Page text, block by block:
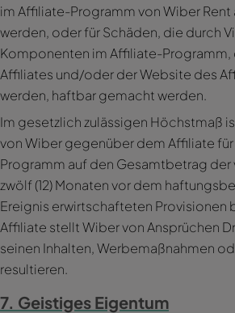
im Affiliate-Programm von Wiber Rent
werden, oder für Schäden, die durch
Komponenten im Affiliate-Programm,
Affiliates und/oder der Website des
werden, haftbar gemacht werden.
Im gesetzlich zulässigen Höchstmaß
von Wiber gegenüber dem Affiliate
Programm auf den Gesamtbetrag der
zwölf (12) Monaten vor dem
Ereignis erwirtschafteten Provisionen
Affiliate stellt Wiber von Ansprüchen
seinen Inhalten, Werbemaßnahmen
resultieren.
7. Geistiges Eigentum